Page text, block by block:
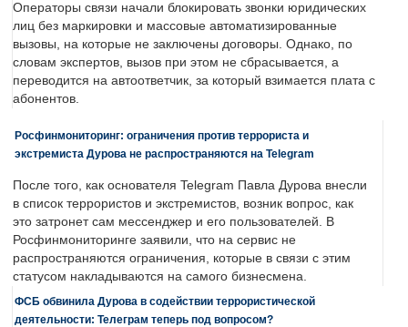
Операторы связи начали блокировать звонки юридических
лиц без маркировки и массовые автоматизированные
вызовы, на которые не заключены договоры. Однако, по
словам экспертов, вызов при этом не сбрасывается, а
переводится на автоответчик, за который взимается плата с
абонентов.
Росфинмониторинг: ограничения против террориста и
экстремиста Дурова не распространяются на Telegram
После того, как основателя Telegram Павла Дурова внесли
в список террористов и экстремистов, возник вопрос, как
это затронет сам мессенджер и его пользователей. В
Росфинмониторинге заявили, что на сервис не
распространяются ограничения, которые в связи с этим
статусом накладываются на самого бизнесмена.
ФСБ обвинила Дурова в содействии террористической
деятельности: Телеграм теперь под вопросом?